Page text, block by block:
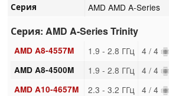
Серия AMD AMD A-Series
Серия: AMD A-Series Trinity
AMD A8-4557M 1.9 - 2.8 ГГц 4 / 4
AMD A8-4500M 1.9 - 2.8 ГГц 4 / 4
AMD A10-4657M 2.3 - 3.2 ГГц 4 / 4